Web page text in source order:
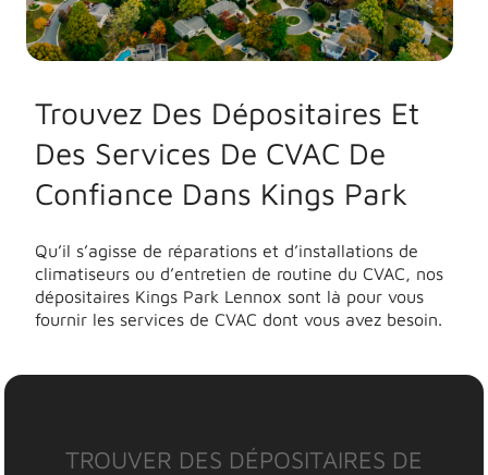
Trouvez Des Dépositaires Et
Des Services De CVAC De
Confiance Dans Kings Park
Qu’il s’agisse de réparations et d’installations de
climatiseurs ou d’entretien de routine du CVAC, nos
dépositaires Kings Park Lennox sont là pour vous
fournir les services de CVAC dont vous avez besoin.
TROUVER DES DÉPOSITAIRES DE